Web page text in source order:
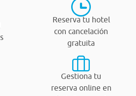
Reserva tu hotel
con cancelación
gratuita
Gestiona tu
reserva online en